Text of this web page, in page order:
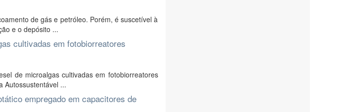
de gás e petróleo. Porém, é suscetível à
e o depósito ...
cultivadas em fotobiorreatores
de microalgas cultivadas em fotobiorreatores
Autossustentável ...
empregado em capacitores de